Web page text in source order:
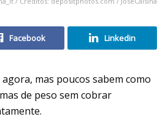
Facebook Linkedin
mas poucos sabem como
de peso sem cobrar